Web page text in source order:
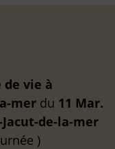
vie à
mer du 11 Mar.
de-la-mer
)